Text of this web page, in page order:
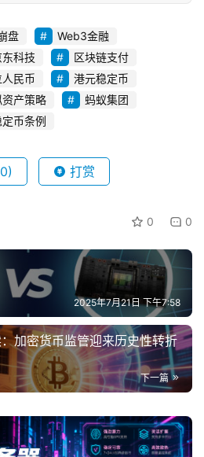
盘
Web3金融
东科技
区块链支付
民币
港元稳定币
资产策略
蚂蚁集团
币条例
打赏
0 0
2025年7月21日 下午7:58
加密货币监管迎来历史性转折
下一篇